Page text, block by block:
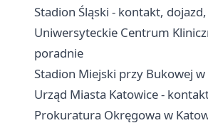
Stadion Śląski - kontakt,
Uniwersyteckie Centrum
poradnie
Stadion Miejski przy Bukowej
Urząd Miasta Katowice -
Prokuratura Okręgowa w